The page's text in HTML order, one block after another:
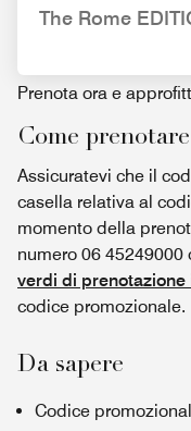
The Rome
Prenota ora e
Come prenotare
Assicuratevi che il
casella relativa al
momento della
numero 06
verdi di prenotazione
codice promozionale.
Da sapere
Codice